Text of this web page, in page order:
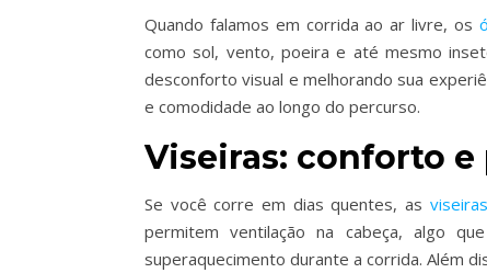
Quando falamos em corrida ao ar livre, os
como sol, vento, poeira e até mesmo
desconforto visual e melhorando sua
e comodidade ao longo do percurso.
Viseiras: conforto
Se você corre em dias quentes, as viseiras
permitem ventilação na cabeça, algo
superaquecimento durante a corrida. Além